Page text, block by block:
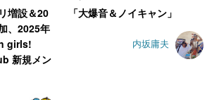
増設＆20
、2025年
girls!
新規メン
「大爆音＆ノイキャン」
内坂庸夫